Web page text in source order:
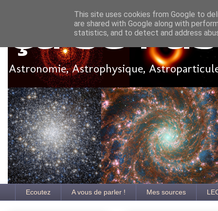
Ça se
Astronomie, Astrophysique,
Ecoutez A vous de parler ! Mes sources
This site uses cookies from Google to
are shared with Google along with
statistics, and to detect and address